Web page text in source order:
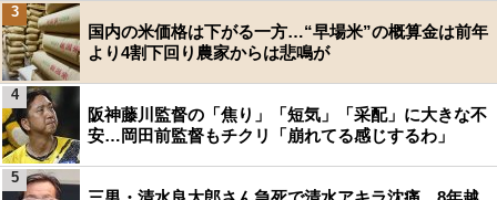
国内の米価格は下がる一方…“早場米”の概算金は前年
より4割下回り農家からは悲鳴が
3
阪神藤川監督の「焦り」「短気」「采配」に大きな不
安…岡田前監督もチクリ「崩れてる感じするわ」
4
5